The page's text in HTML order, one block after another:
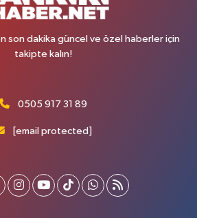
son dakika güncel ve özel haberler için
takipte kalın!
0505 917 31 89
[email protected]